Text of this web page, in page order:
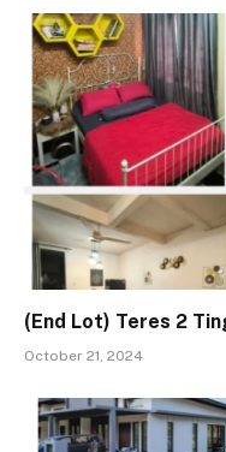
(End Lot) Teres 2
October 21, 2024